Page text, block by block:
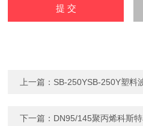
上一篇： SB-250YSB-250Y塑料
下一篇： DN95/145聚丙烯科斯